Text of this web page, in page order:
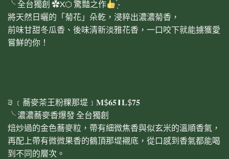
╰ 全台獨創 ✿X⬡ 驚豔之作
̖́-
將天然日曬的「菊花」朵乾，浸粹出濃濃菊香，
前味甘甜冬瓜香、後味清新淡雅花香，一口咬下就能擄獲愛
嘗鮮的你！
੩ ﹝蕎麥茶王粉粿那堤﹞𝐌$𝟔𝟓 ❙ 𝐋$𝟕𝟓
╰ 濃濃蕎麥香爆發 全台獨創
焙炒過的金色蕎麥粒，帶有細微焦香與似玄米的溫順香氣，
再配上帶有微微果香的鶴頂那堤襯底，從口感到香氣都能喝
到不同的層次。